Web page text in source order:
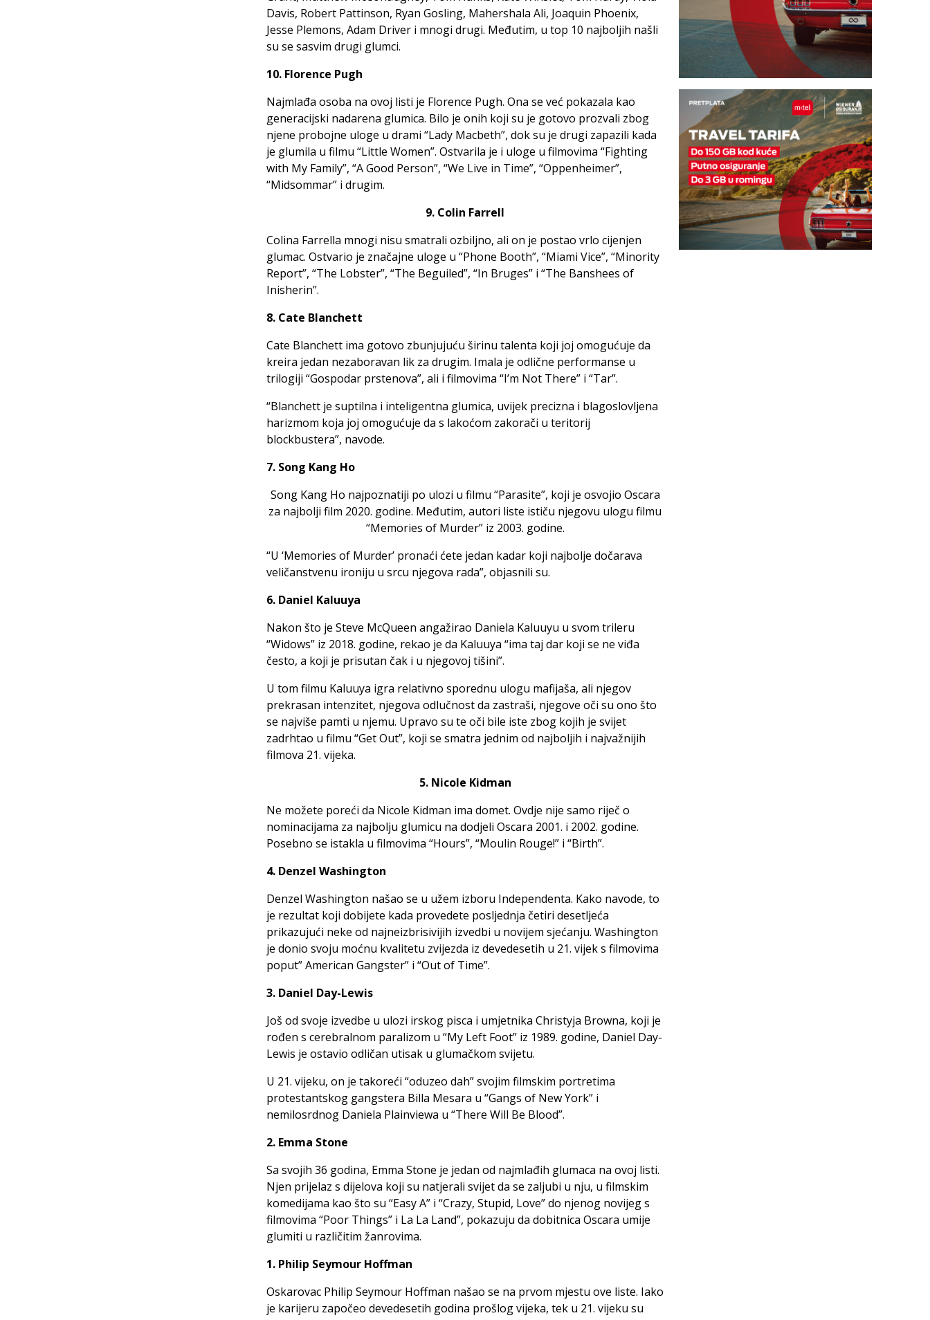
Davis, Robert Pattinson, Ryan Gosling, Mahershala Ali, Joaquin Phoenix,
Jesse Plemons, Adam Driver i mnogi drugi. Međutim, u top 10 najboljih našli
su se sasvim drugi glumci.
10. Florence Pugh
Najmlađa osoba na ovoj listi je Florence Pugh. Ona se već pokazala kao
generacijski nadarena glumica. Bilo je onih koji su je gotovo prozvali zbog
njene probojne uloge u drami “Lady Macbeth”, dok su je drugi zapazili kada
je glumila u filmu “Little Women”. Ostvarila je i uloge u filmovima “Fighting
with My Family”, “A Good Person”, “We Live in Time”, “Oppenheimer”,
“Midsommar” i drugim.
9. Colin Farrell
Colina Farrella mnogi nisu smatrali ozbiljno, ali on je postao vrlo cijenjen
glumac. Ostvario je značajne uloge u “Phone Booth”, “Miami Vice”, “Minority
Report”, “The Lobster”, “The Beguiled”, “In Bruges” i “The Banshees of
Inisherin”.
8. Cate Blanchett
Cate Blanchett ima gotovo zbunjujuću širinu talenta koji joj omogućuje da
kreira jedan nezaboravan lik za drugim. Imala je odlične performanse u
trilogiji “Gospodar prstenova”, ali i filmovima “I’m Not There” i “Tar”.
“Blanchett je suptilna i inteligentna glumica, uvijek precizna i blagoslovljena
harizmom koja joj omogućuje da s lakoćom zakorači u teritorij
blockbustera”, navode.
7. Song Kang Ho
Song Kang Ho najpoznatiji po ulozi u filmu “Parasite”, koji je osvojio Oscara
za najbolji film 2020. godine. Međutim, autori liste ističu njegovu ulogu filmu
“Memories of Murder” iz 2003. godine.
“U ‘Memories of Murder’ pronaći ćete jedan kadar koji najbolje dočarava
veličanstvenu ironiju u srcu njegova rada”, objasnili su.
6. Daniel Kaluuya
Nakon što je Steve McQueen angažirao Daniela Kaluuyu u svom trileru
“Widows” iz 2018. godine, rekao je da Kaluuya “ima taj dar koji se ne viđa
često, a koji je prisutan čak i u njegovoj tišini”.
U tom filmu Kaluuya igra relativno sporednu ulogu mafijaša, ali njegov
prekrasan intenzitet, njegova odlučnost da zastraši, njegove oči su ono što
se najviše pamti u njemu. Upravo su te oči bile iste zbog kojih je svijet
zadrhtao u filmu “Get Out”, koji se smatra jednim od najboljih i najvažnijih
filmova 21. vijeka.
5. Nicole Kidman
Ne možete poreći da Nicole Kidman ima domet. Ovdje nije samo riječ o
nominacijama za najbolju glumicu na dodjeli Oscara 2001. i 2002. godine.
Posebno se istakla u filmovima “Hours”, “Moulin Rouge!” i “Birth”.
4. Denzel Washington
Denzel Washington našao se u užem izboru Independenta. Kako navode, to
je rezultat koji dobijete kada provedete posljednja četiri desetljeća
prikazujući neke od najneizbrisivijih izvedbi u novijem sjećanju. Washington
je donio svoju moćnu kvalitetu zvijezda iz devedesetih u 21. vijek s filmovima
poput” American Gangster” i “Out of Time”.
3. Daniel Day-Lewis
Još od svoje izvedbe u ulozi irskog pisca i umjetnika Christyja Browna, koji je
rođen s cerebralnom paralizom u “My Left Foot” iz 1989. godine, Daniel Day-
Lewis je ostavio odličan utisak u glumačkom svijetu.
U 21. vijeku, on je takoreći “oduzeo dah” svojim filmskim portretima
protestantskog gangstera Billa Mesara u “Gangs of New York” i
nemilosrdnog Daniela Plainviewa u “There Will Be Blood”.
2. Emma Stone
Sa svojih 36 godina, Emma Stone je jedan od najmlađih glumaca na ovoj listi.
Njen prijelaz s dijelova koji su natjerali svijet da se zaljubi u nju, u filmskim
komedijama kao što su “Easy A” i “Crazy, Stupid, Love” do njenog novijeg s
filmovima “Poor Things” i La La Land”, pokazuju da dobitnica Oscara umije
glumiti u različitim žanrovima.
1. Philip Seymour Hoffman
Oskarovac Philip Seymour Hoffman našao se na prvom mjestu ove liste. Iako
je karijeru započeo devedesetih godina prošlog vijeka, tek u 21. vijeku su